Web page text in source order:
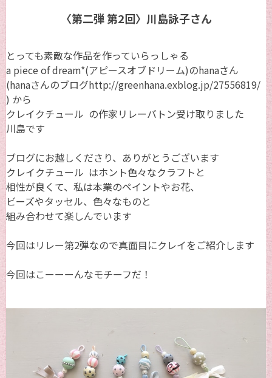
〈第二弾 第2回〉川島詠子さん
とっても素敵な作品を作っていらっしゃる
a piece of dream*(アピースオブドリーム)のhanaさん
(hanaさんのブログhttp://greenhana.exblog.jp/27556819/
) から
クレイクチュール の作家リレーバトン受け取りました
川島です
ブログにお越しくださり、ありがとうございます
クレイクチュール はホント色々なクラフトと
相性が良くて、私は本業のペイントやお花、
ビーズやタッセル、色々なものと
組み合わせて楽しんでいます
今回はリレー第2弾なので真面目にクレイをご紹介します
今回はこーーーんなモチーフだ！